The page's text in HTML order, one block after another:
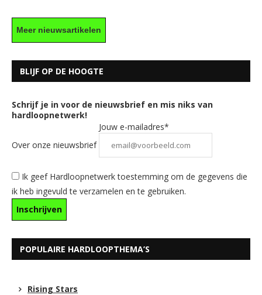
Meer nieuwsartikelen
BLIJF OP DE HOOGTE
Schrijf je in voor de nieuwsbrief en mis niks van
hardloopnetwerk!
Over onze nieuwsbrief
Jouw e-mailadres*
Ik geef Hardloopnetwerk toestemming om de gegevens die
ik heb ingevuld te verzamelen en te gebruiken.
POPULAIRE HARDLOOPTHEMA’S
Rising Stars